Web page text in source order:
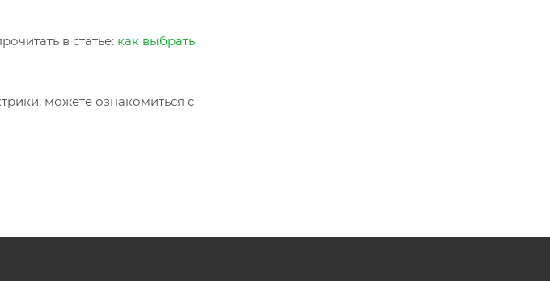
в статье: как выбрать
можете ознакомиться с